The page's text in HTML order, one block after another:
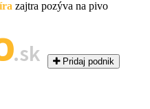
zajtra pozýva na pivo
.sk Pridaj podnik